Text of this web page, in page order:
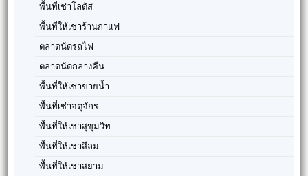
พื้นที่เช่าโลตัส
พื้นที่ให้เช่าร้านกาแฟ
ตลาดนัดรถไฟ
ตลาดนัดกลางคืน
พื้นที่ให้เช่าขายน้ำ
พื้นที่เช่าจตุจักร
พื้นที่ให้เช่าสุขุมวิท
พื้นที่ให้เช่าสีลม
พื้นที่ให้เช่าสยาม